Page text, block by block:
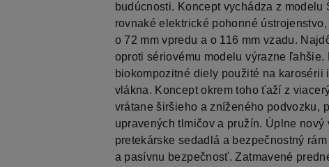
budúcnosti. Koncept vychádza z
rovnaké elektrické pohonné
o 72 mm vpredu a o 116 mm vzadu.
oproti sériovému modelu výrazne
biokompozitné diely použité na
vlákna. Koncept okrem toho ťaží z
vrátane širšieho a zníženého podvozku,
upravených tlmičov a pružín. Úplne
pretekárske sedadlá a bezpečnostný
a pasívnu bezpečnosť. Zatmavené